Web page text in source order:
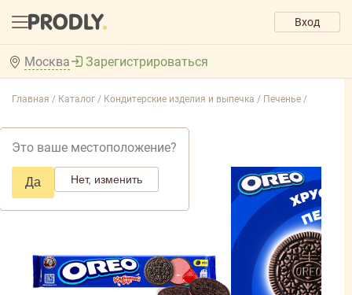
Вход
Москва
Это ваше местоположение?
Да Нет, изменить
Зарегистрироваться
Главная / Каталог / Кондитерские изделия и выпечка / Печенье /